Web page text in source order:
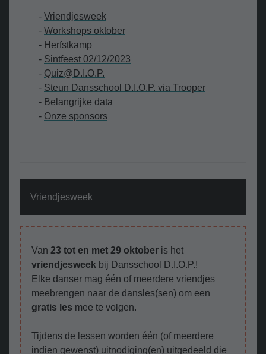
- Vriendjesweek
- Workshops oktober
- Herfstkamp
- Sintfeest 02/12/2023
- Quiz@D.I.O.P.
- Steun Dansschool D.I.O.P. via Trooper
- Belangrijke data
- Onze sponsors
Vriendjesweek
Van 23 tot en met 29 oktober is het
vriendjesweek bij Dansschool D.I.O.P.!
Elke danser mag één of meerdere vriendjes
meebrengen naar de dansles(sen) om een
gratis les mee te volgen.
Tijdens de lessen worden één (of meerdere
indien gewenst) uitnodiging(en) uitgedeeld die